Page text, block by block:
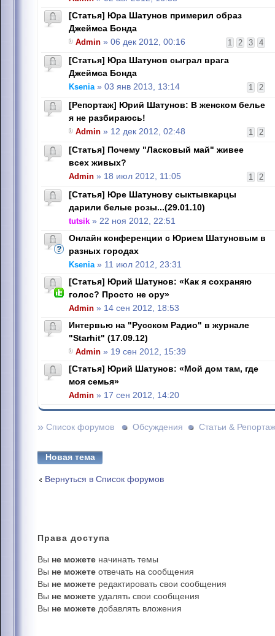
[Статья] Юра Шатунов примерил образ
Джеймса Бонда
1 2 3 4
Admin » 06 дек 2012, 00:16
[Статья] Юра Шатунов сыграл врага
Джеймса Бонда
1 2
Ksenia» 03 янв 2013, 13:14
[Репортаж] Юрий Шатунов: В женском белье
я не разбираюсь!
1 2
Admin » 12 дек 2012, 02:48
[Статья] Почему "Ласковый май" живее
всех живых?
1 2
Admin » 18 июл 2012, 11:05
[Статья] Юре Шатунову сыктывкарцы
дарили белые розы...(29.01.10)
tutsik » 22 ноя 2012, 22:51
Онлайн конференции с Юрием Шатуновым в
разных городах
Ksenia» 11 июл 2012, 23:31
[Статья] Юрий Шатунов: «Как я сохраняю
голос? Просто не ору»
Admin » 14 сен 2012, 18:53
Интервью на "Русском Радио" в журнале
"Starhit" (17.09.12)
Admin » 19 сен 2012, 15:39
[Статья] Юрий Шатунов: «Мой дом там, где
моя семья»
Admin » 17 сен 2012, 14:20
» Список форумов Обсуждения Статьи &
Новая тема
Вернуться в Список форумов
Права доступа
Вы не можете начинать темы
Вы не можете отвечать на сообщения
Вы не можете редактировать свои сообщения
Вы не можете удалять свои сообщения
Вы не можете добавлять вложения